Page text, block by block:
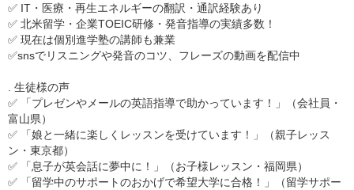
✅ IT・医療・再生エネルギーの翻訳・通訳経験あり
✅ 北米留学・企業TOEIC研修・発音指導の実績多数！
✅ 現在は個別進学塾の講師も兼業
✅snsでリスニングや発音のコツ、フレーズの動画を配信中
.️ 生徒様の声
✅ 「プレゼンやメールの英語指導で助かっています！」（会社員・
富山県）
✅ 「娘と一緒に楽しくレッスンを受けています！」（親子レッス
ン・東京都）
✅ 「息子が英会話に夢中に！」（お子様レッスン・福岡県）
✅ 「留学中のサポートのおかげで希望大学に合格！」（留学サポー